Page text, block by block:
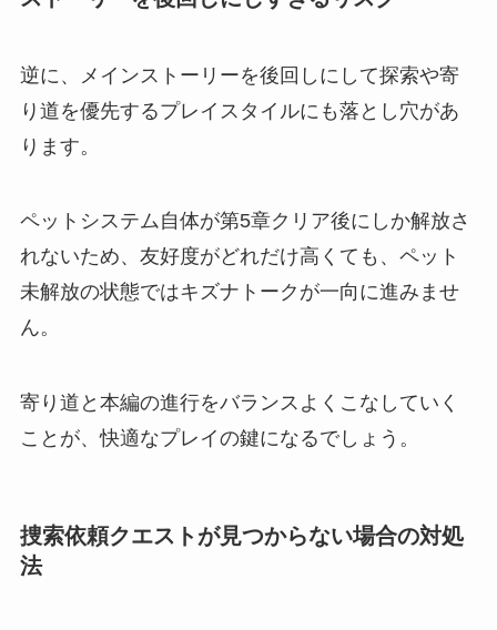
逆に、メインストーリーを後回しにして探索や寄
り道を優先するプレイスタイルにも落とし穴があ
ります。
ペットシステム自体が第5章クリア後にしか解放さ
れないため、友好度がどれだけ高くても、ペット
未解放の状態ではキズナトークが一向に進みませ
ん。
寄り道と本編の進行をバランスよくこなしていく
ことが、快適なプレイの鍵になるでしょう。
捜索依頼クエストが見つからない場合の対処
法